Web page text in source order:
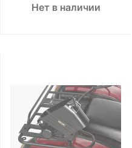
Нет в наличии